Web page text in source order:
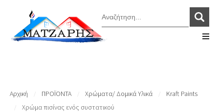
Αρχική ΠΡΟΪΟΝΤΑ Χρώματα/ Δομικά Υλικά Kraft Paints
Χρώμα πισίνας ενός συστατικού